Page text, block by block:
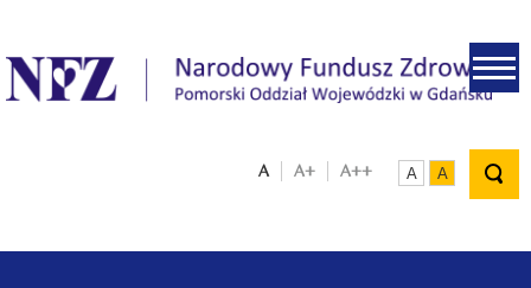
.
A A+ A++ A A